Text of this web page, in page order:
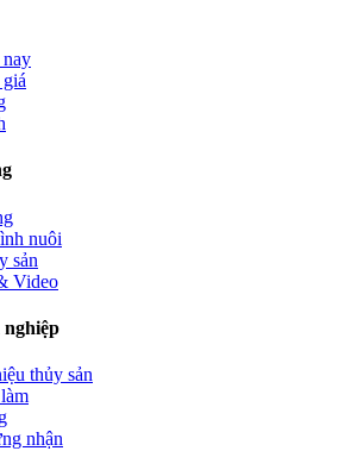
nuôi
sản
Video
thủy sản
nhận